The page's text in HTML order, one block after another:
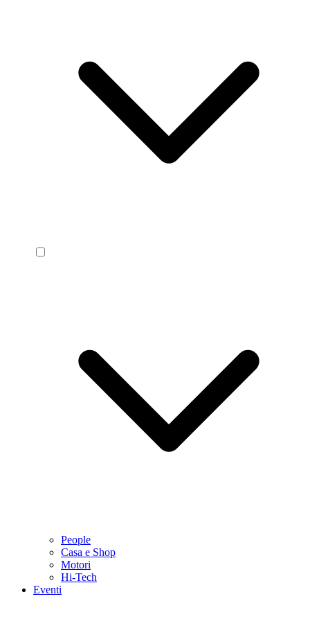
People
Casa e Shop
Motori
Hi-Tech
Eventi